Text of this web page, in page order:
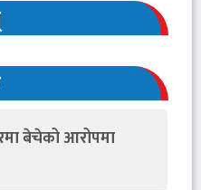
बेचेको आरोपमा